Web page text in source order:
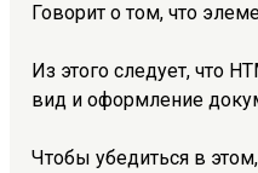
Говорит о том, что
Из этого следует, что
вид и оформление
Чтобы убедиться в